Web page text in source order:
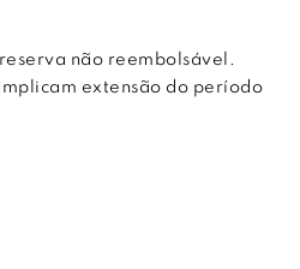
não reembolsável.
extensão do período